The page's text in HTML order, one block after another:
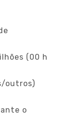
(00 h
outros)
o